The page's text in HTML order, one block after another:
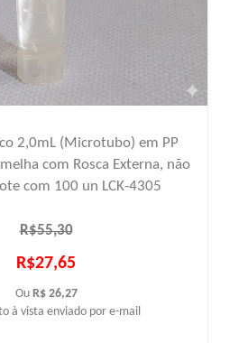
2,0mL (Microtubo) em PP
com Rosca Externa, não
com 100 un LCK-4305
R$55,30
R$27,65
Ou R$ 26,27
à vista enviado por e-mail